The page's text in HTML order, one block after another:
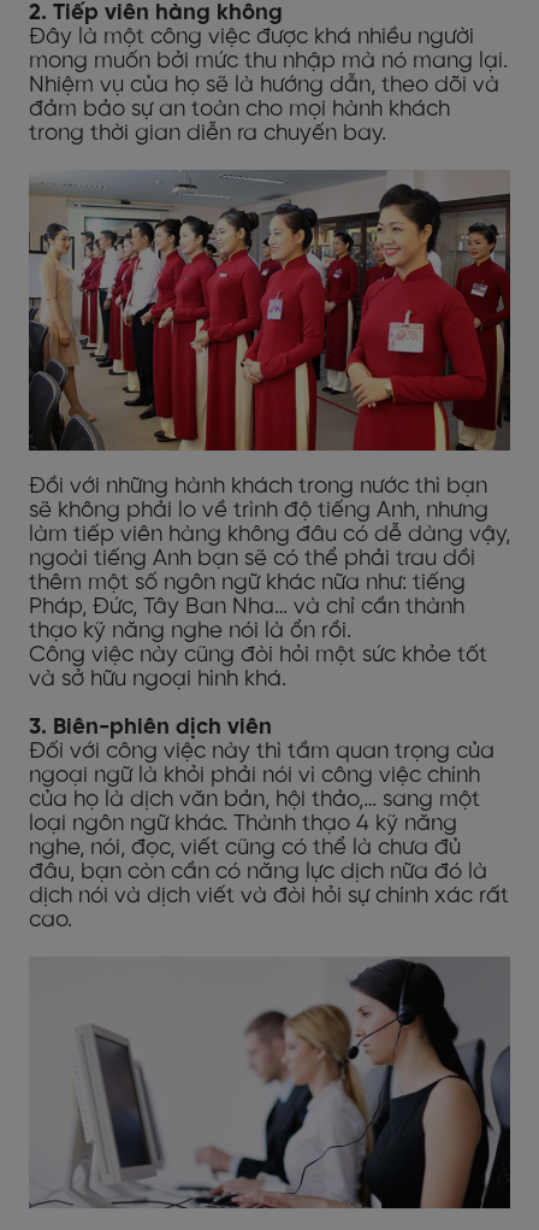
2. Tiếp viên hàng không
Đây là một công việc được khá nhiều người
mong muốn bởi mức thu nhập mà nó mang lại.
Nhiệm vụ của họ sẽ là hướng dẫn, theo dõi và
đảm bảo sự an toàn cho mọi hành khách
trong thời gian diễn ra chuyến bay.
Đồi với những hành khách trong nước thì bạn
sẽ không phải lo về trình độ tiếng Anh, nhưng
làm tiếp viên hàng không đâu có dễ dàng vậy,
ngoài tiếng Anh bạn sẽ có thể phải trau dồi
thêm một số ngôn ngữ khác nữa như: tiếng
Pháp, Đức, Tây Ban Nha… và chỉ cần thành
thạo kỹ năng nghe nói là ổn rồi.
Công việc này cũng đòi hỏi một sức khỏe tốt
và sở hữu ngoại hình khá.
3. Biên-phiên dịch viên
Đối với công việc này thì tầm quan trọng của
ngoại ngữ là khỏi phải nói vì công việc chính
của họ là dịch văn bản, hội thảo,… sang một
loại ngôn ngữ khác. Thành thạo 4 kỹ năng
nghe, nói, đọc, viết cũng có thể là chưa đủ
đâu, bạn còn cần có năng lực dịch nữa đó là
dịch nói và dịch viết và đòi hỏi sự chính xác rất
cao.